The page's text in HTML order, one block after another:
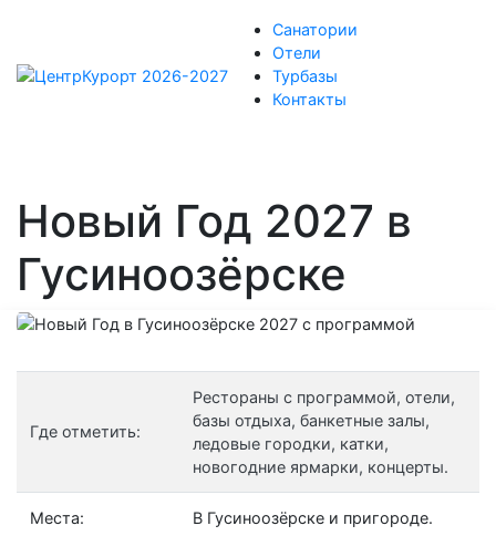
Санатории
Отели
Турбазы
Контакты
Новый Год 2027 в
Гусиноозёрске
Где отметить:
Рестораны с программой, отели,
базы отдыха, банкетные залы,
ледовые городки, катки,
новогодние ярмарки, концерты.
Места: В Гусиноозёрске и пригороде.